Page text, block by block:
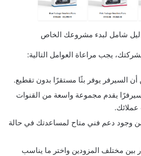
أن السيرفر يوفر بثًا مستقرًا بدون تقطيع.
يقدم مجموعة واسعة من القنوات
عملائك.
وجود دعم فني متاح لمساعدتك في حالة
بين مختلف المزودين واختر ما يناسب